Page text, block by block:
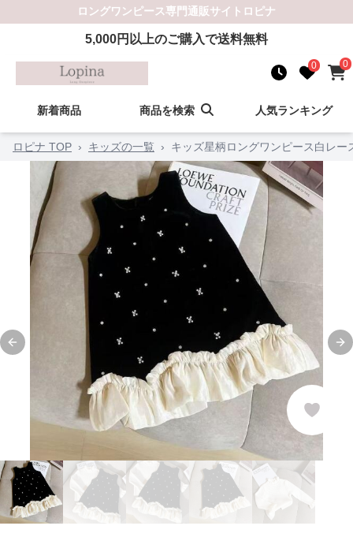
ロングワンピース専門通販サイト ロピナ
5,000円以上のご購入で送料無料
0 0
新着商品 商品を検索 人気ランキング
ロピナ TOP › キッズの一覧 › キッズ星柄ロングワンピース白レー
Previous slide